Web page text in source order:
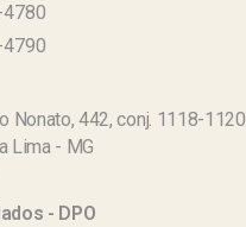
Nonato, 442, conj. 1118-1120
Lima - MG
- DPO